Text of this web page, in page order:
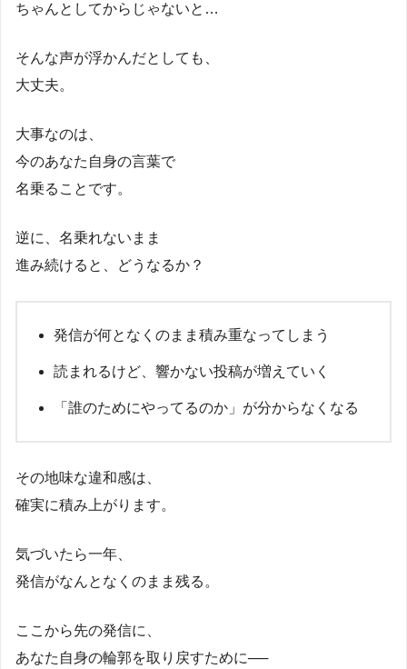
ちゃんとしてからじゃないと…
そんな声が浮かんだとしても、
大丈夫。
大事なのは、
今のあなた自身の言葉で
名乗ることです。
逆に、名乗れないまま
進み続けると、どうなるか？
発信が何となくのまま積み重なってしまう
読まれるけど、響かない投稿が増えていく
「誰のためにやってるのか」が分からなくなる
その地味な違和感は、
確実に積み上がります。
気づいたら一年、
発信がなんとなくのまま残る。
ここから先の発信に、
あなた自身の輪郭を取り戻すために──